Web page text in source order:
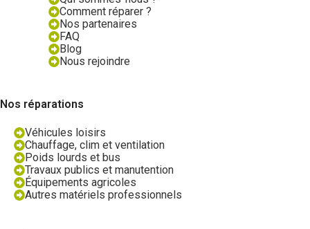
Comment réparer ?
Nos partenaires
FAQ
Blog
Nous rejoindre
Nos réparations
Véhicules loisirs
Chauffage, clim et ventilation
Poids lourds et bus
Travaux publics et manutention
Équipements agricoles
Autres matériels professionnels